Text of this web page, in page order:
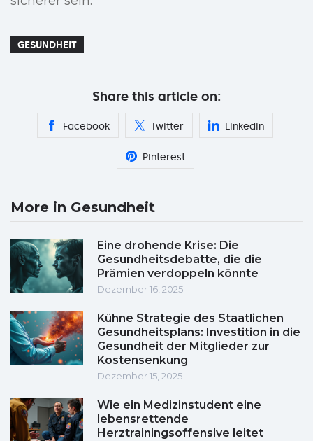
GESUNDHEIT
Share this article on:
Facebook Twitter Linkedin
Pinterest
More in Gesundheit
Eine drohende Krise: Die
Gesundheitsdebatte, die die
Prämien verdoppeln könnte
Dezember 16, 2025
Kühne Strategie des Staatlichen
Gesundheitsplans: Investition in die
Gesundheit der Mitglieder zur
Kostensenkung
Dezember 15, 2025
Wie ein Medizinstudent eine
lebensrettende
Herztrainingsoffensive leitet